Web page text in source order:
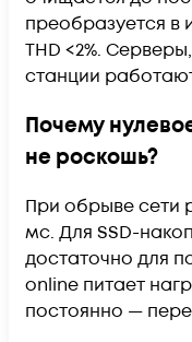
преобразуется в
THD <2%.
станции
Почему
не роскошь?
При обрыве сети
мс. Для SSD-
достаточно для
online питает
постоянно —